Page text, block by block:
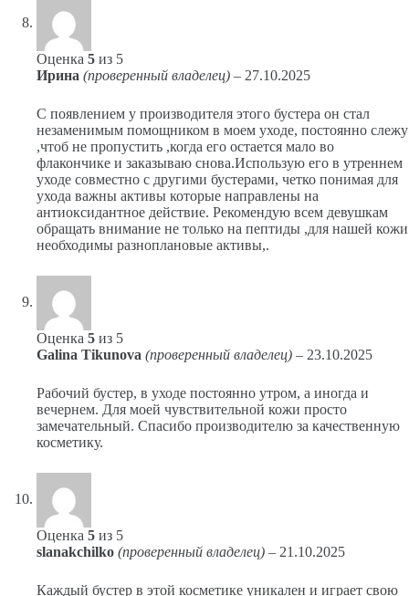
Оценка 5 из 5
Ирина (проверенный владелец) – 27.10.2025
С появлением у производителя этого бустера он стал
незаменимым помощником в моем уходе, постоянно слежу
,чтоб не пропустить ,когда его остается мало во
флакончике и заказываю снова.Использую его в утреннем
уходе совместно с другими бустерами, четко понимая для
ухода важны активы которые направлены на
антиоксидантное действие. Рекомендую всем девушкам
обращать внимание не только на пептиды ,для нашей кожи
необходимы разноплановые активы,.
Оценка 5 из 5
Galina Tikunova (проверенный владелец) – 23.10.2025
Рабочий бустер, в уходе постоянно утром, а иногда и
вечернем. Для моей чувствительной кожи просто
замечательный. Спасибо производителю за качественную
косметику.
Оценка 5 из 5
slanakchilko (проверенный владелец) – 21.10.2025
Каждый бустер в этой косметике уникален и играет свою